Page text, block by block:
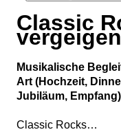
Classic
Musikalische
Art (Hochzeit,
Jubiläum, Empfang)
Classic Rocks…